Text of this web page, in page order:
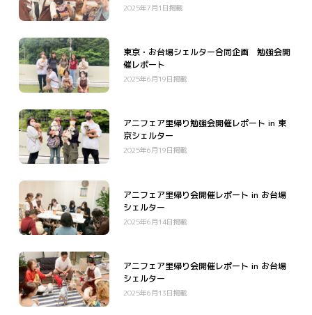
2025年7月1日掲載
東京・お台場シェルター合同企画 勉強会開
催レポート
2025年6月19日掲載
アニフェア里帰り勉強会開催レポート in 東
京シェルター
2025年6月19日掲載
アニフェア里帰り会開催レポート in お台場
シェルター
2025年6月14日掲載
アニフェア里帰り会開催レポート in お台場
シェルター
2025年6月13日掲載